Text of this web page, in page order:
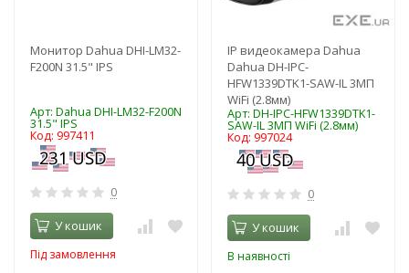
Монитор Dahua DHI-LM32-
F200N 31.5" IPS
Арт: Dahua DHI-LM32-F200N
31.5" IPS
Код: 997411
0
У кошик
Під замовлення
IP видеокамера Dahua
Dahua DH-IPC-
HFW1339DTK1-SAW-IL 3МП
WiFi (2.8мм)
Арт: DH-IPC-HFW1339DTK1-
SAW-IL 3МП WiFi (2.8мм)
Код: 997024
0
У кошик
В наявності